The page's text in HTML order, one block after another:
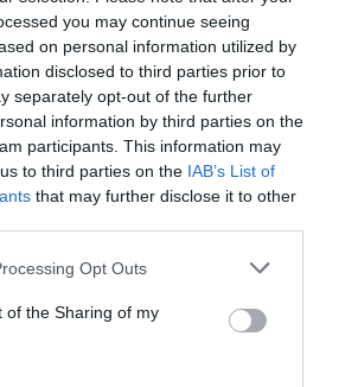
you may continue seeing
on personal information utilized by
disclosed to third parties prior to
separately opt-out of the further
information by third parties on the
participants. This information may
to third parties on the IAB’s List of
that may further disclose it to other
Opt Outs
of the Sharing of my
plus marquéeau départ des
mer pris dans leur ensemble
entre novembre et décembre
forte au départ de
(resp. +28,1% et +26,7%),
Guadeloupe (+22,5%), mais plus
La Réunion (+10% entre novembre
destinations confondues).